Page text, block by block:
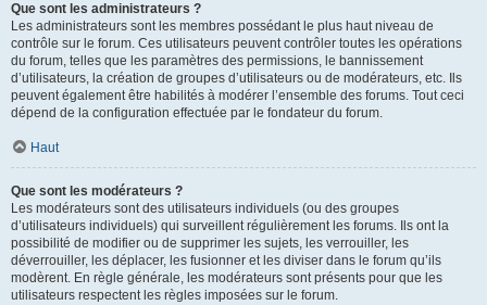
Que sont les administrateurs ?
Les administrateurs sont les membres possédant le plus haut niveau de
contrôle sur le forum. Ces utilisateurs peuvent contrôler toutes les opérations
du forum, telles que les paramètres des permissions, le bannissement
d’utilisateurs, la création de groupes d’utilisateurs ou de modérateurs, etc. Ils
peuvent également être habilités à modérer l’ensemble des forums. Tout ceci
dépend de la configuration effectuée par le fondateur du forum.
Haut
Que sont les modérateurs ?
Les modérateurs sont des utilisateurs individuels (ou des groupes
d’utilisateurs individuels) qui surveillent régulièrement les forums. Ils ont la
possibilité de modifier ou de supprimer les sujets, les verrouiller, les
déverrouiller, les déplacer, les fusionner et les diviser dans le forum qu’ils
modèrent. En règle générale, les modérateurs sont présents pour que les
utilisateurs respectent les règles imposées sur le forum.